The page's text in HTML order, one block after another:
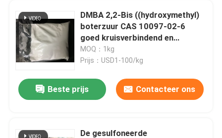
DMBA 2,2-Bis ((hydroxymethyl)
boterzuur CAS 10097-02-6
goed kruisverbindend en
hydrofiele middel of gebruikt
voor het produceren van
systeem
MOQ：1kg
Prijs：USD1-100/kg
Beste prijs Contacteer ons
De gesulfoneerde